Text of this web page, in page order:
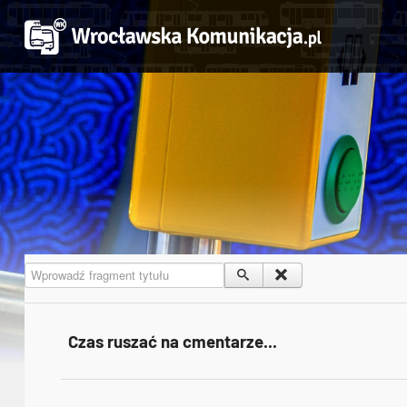
Wprowadź fragment tytułu
Czas ruszać na cmentarze...